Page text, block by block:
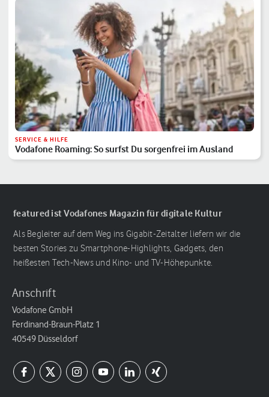
SERVICE & HILFE
Vodafone Roaming: So surfst Du sorgenfrei im Ausland
featured ist Vodafones Magazin für digitale Kultur
Als Begleiter auf dem Weg ins Gigabit-Zeitalter liefern wir die
besten Stories zu Smartphone-Highlights, Gadgets, den
heißesten Tech-News und Kino- und TV-Höhepunkte.
Anschrift
Vodafone GmbH
Ferdinand-Braun-Platz 1
40549 Düsseldorf